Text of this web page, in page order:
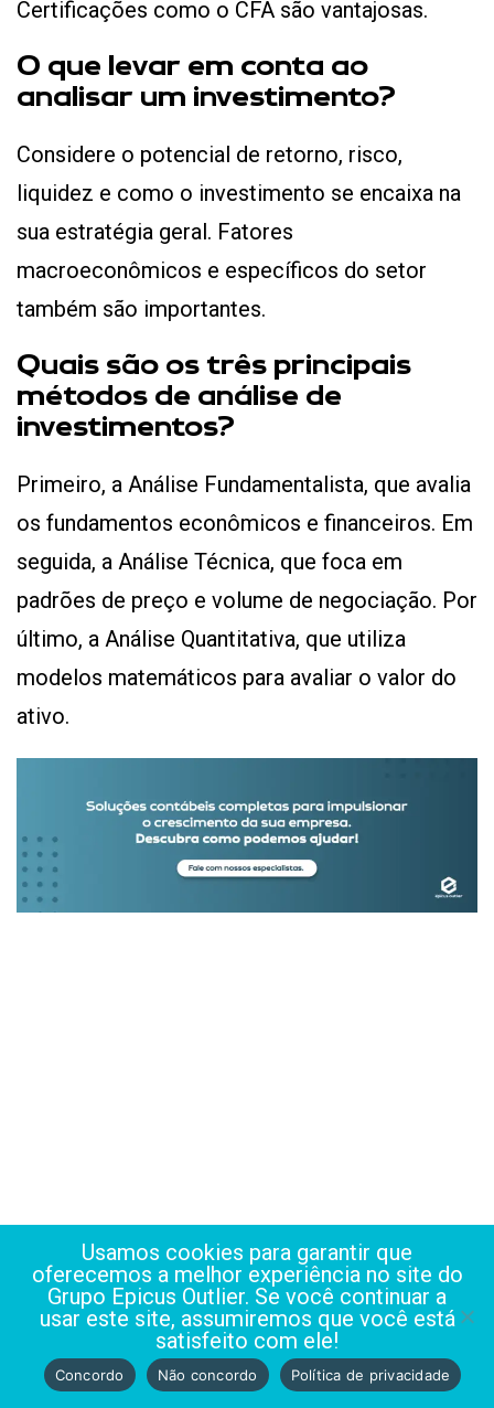
Certificações como o CFA são vantajosas.
O que levar em conta ao
analisar um investimento?
Considere o potencial de retorno, risco,
liquidez e como o investimento se encaixa na
sua estratégia geral. Fatores
macroeconômicos e específicos do setor
também são importantes.
Quais são os três principais
métodos de análise de
investimentos?
Primeiro, a Análise Fundamentalista, que avalia
os fundamentos econômicos e financeiros. Em
seguida, a Análise Técnica, que foca em
padrões de preço e volume de negociação. Por
último, a Análise Quantitativa, que utiliza
modelos matemáticos para avaliar o valor do
ativo.
Usamos cookies para garantir que
oferecemos a melhor experiência no site do
Grupo Epicus Outlier. Se você continuar a
usar este site, assumiremos que você está
satisfeito com ele!
Concordo Não concordo Política de privacidade